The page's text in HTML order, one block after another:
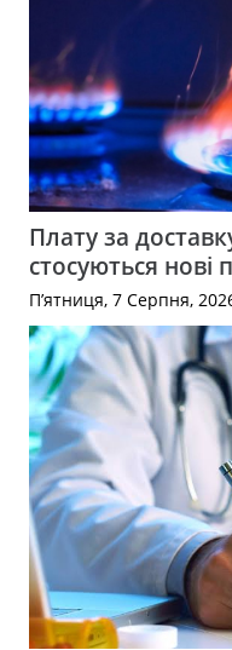
Плату за
стосуються нові
П’ятниця, 7 Серпня,